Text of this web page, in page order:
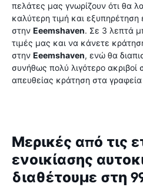
πελάτες μας γνωρίζουν ότι θα
καλύτερη τιμή και εξυπηρέτηση
στην Eeemshaven. Σε 3 λεπτά
τιμές μας και να κάνετε
στην Eeemshaven, ενώ θα
συνήθως πολύ λιγότερο ακριβοί
απευθείας κράτηση στα
Μερικές από τις
ενοικίασης
διαθέτουμε στη